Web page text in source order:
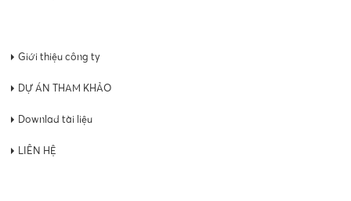
Giới thiệu công ty
DỰ ÁN THAM KHẢO
Downlad tài liệu
LIÊN HỆ